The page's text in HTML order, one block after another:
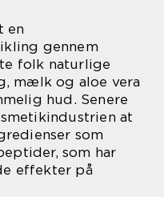
en
gennem
folk naturlige
mælk og aloe vera
hud. Senere
at
som
som har
effekter på